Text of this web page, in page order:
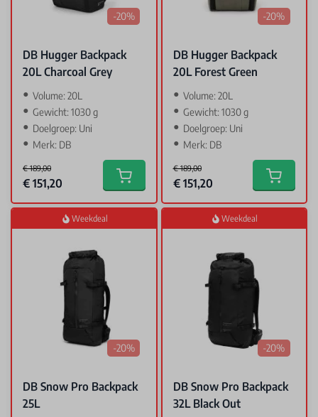
-20%
DB Hugger Backpack
20L Charcoal Grey
Volume: 20L
Gewicht: 1030 g
Doelgroep: Uni
Merk: DB
€ 189,00
Special Price
€ 151,20 Add to cart
-20%
DB Hugger Backpack
20L Forest Green
Volume: 20L
Gewicht: 1030 g
Doelgroep: Uni
Merk: DB
€ 189,00
Special Price
€ 151,20 Add to
Weekdeal
-20%
DB Snow Pro Backpack
25L
Weekdeal
-20%
DB Snow Pro Backpack
32L Black Out